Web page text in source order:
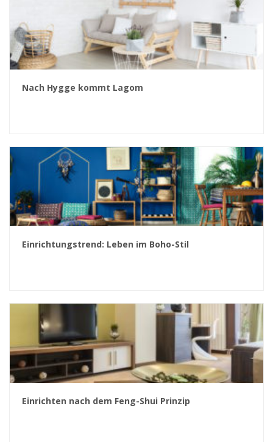
Nach Hygge kommt Lagom
Einrichtungstrend: Leben im Boho-Stil
Einrichten nach dem Feng-Shui Prinzip